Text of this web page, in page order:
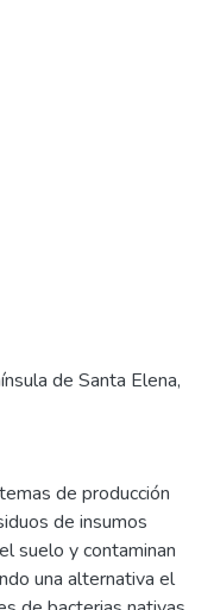
de Santa Elena,
de producción
de insumos
suelo y contaminan
una alternativa el